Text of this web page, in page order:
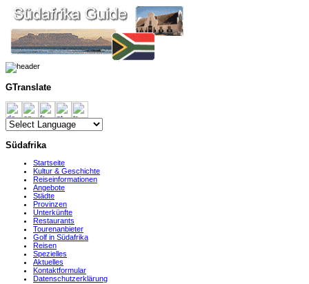
GTranslate
Südafrika
Startseite
Kultur & Geschichte
Reiseinformationen
Angebote
Städte
Provinzen
Unterkünfte
Restaurants
Tourenanbieter
Golf in Südafrika
Reisen
Spezielles
Aktuelles
Kontaktformular
Datenschutzerklärung